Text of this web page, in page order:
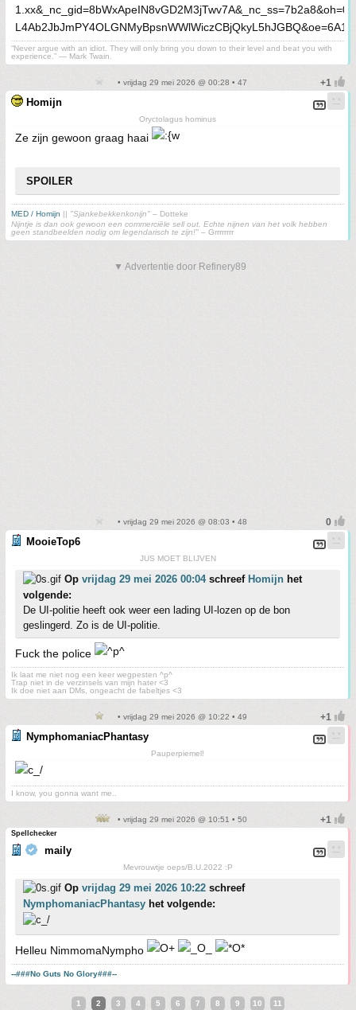
“Never argue with an idiot. They will only bring you down to their level and beat you with
experience.” ― Mark Twain.
• vrijdag 29 mei 2026 @ 00:28 • 47
Homijn
Oryctolagus hominus
Ze zijn gewoon graag haai
SPOILER
MED / Homijn || "Sjankebekkenkonijn" – Dotteke
Nijntje is dan ook gewoon een commerciële sell out. Echte nijnen van het volk hebben
geen standbeelden nodig om legendarisch te zijn!" – Grrrrrrrr
▼ Advertentie door Refinery89
• vrijdag 29 mei 2026 @ 08:03 • 48
MooieTop6
JUS MOET BLIJVEN
Op vrijdag 29 mei 2026 00:04schreef Homijn het
volgende:
De UI-politie heeft ook weer een lading UI-lozen op de bon
geslingerd. Zo is de UI-politie.
Fuck the police
Ik laat me niet nog een keer wegpesten ^p^
Trap niet in de verzinsels van mijn hater <3
Ik doe niet aan DMs, ongeacht de fabeltjes <3
• vrijdag 29 mei 2026 @ 10:22 • 49
NymphomaniacPhantasy
Pauperpiemel!
I know, you gonna want me..
• vrijdag 29 mei 2026 @ 10:51 • 50
Spellchecker
maily
Mevrouwtje oeps/B.U.2022 :P
Op vrijdag 29 mei 2026 10:22 schreef
NymphomaniacPhantasy het volgende:
Helleu NimmomaNympho
--###No Guts No Glory###--
1 2 3 4 5 6 7 8 9 10 11